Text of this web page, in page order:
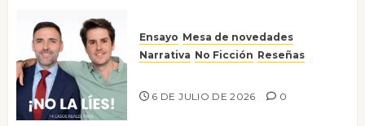
Ensayo Mesa de novedades
Narrativa No Ficción Reseñas
6 DE JULIO DE 2026 0